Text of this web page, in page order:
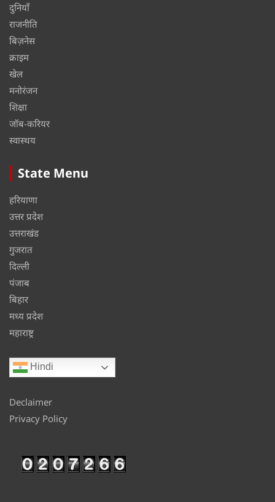
दुनियाँ
राजनीति
बिज़नेस
क्राइम
खेल
मनोरंजन
शिक्षा
जॉब-करियर
स्वास्थय
State Menu
हरियाणा
उत्तर प्रदेश
उत्तराखंड
गुजरात
दिल्ली
पंजाब
बिहार
मध्य प्रदेश
महाराष्ट्र
Hindi
Declaimer
Privacy Policy